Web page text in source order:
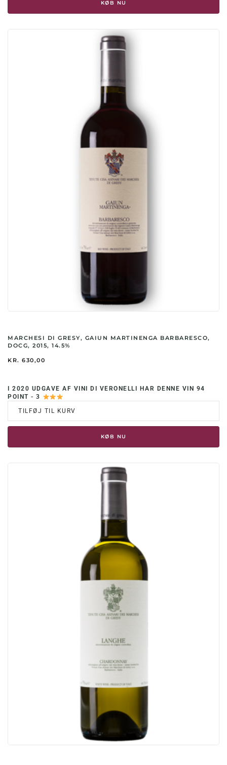
KØB NU
MARCHESI DI GRESY, GAIUN MARTINENGA BARBARESCO,
DOCG, 2015, 14.5%
KR. 630,00
I 2020 UDGAVE AF VINI DI VERONELLI HAR DENNE VIN 94
POINT - 3
TILFØJ TIL KURV
KØB NU